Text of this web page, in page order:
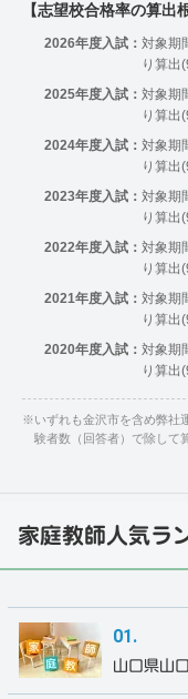
【志望校合格率の算出
2026年度入試： 対象期
り算出
2025年度入試： 対象期
り算出
2024年度入試： 対象期
り算出
2023年度入試： 対象期
り算出
2022年度入試： 対象期
り算出
2021年度入試： 対象期
り算出
2020年度入試： 対象期
り算出
※いずれも金沢市を含め弊社
験者数（回答者）で除して
家庭教師人気ラ
山口県山